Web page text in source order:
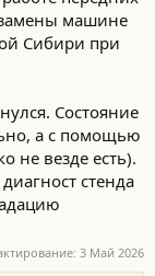
машине
Сибири при
Состояние
а с помощью
не везде есть).
стенда
3 Май 2026